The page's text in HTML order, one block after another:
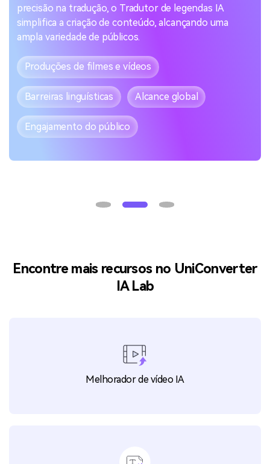
precisão na tradução, o Tradutor de legendas IA
simplifica a criação de conteúdo, alcançando uma
ampla variedade de públicos.
Produções de filmes e vídeos
Barreiras linguísticas Alcance global
Engajamento do público
Encontre mais recursos no UniConverter
IA Lab
Melhorador de vídeo IA